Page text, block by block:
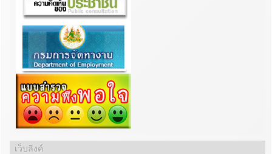
เว็บลิงค์